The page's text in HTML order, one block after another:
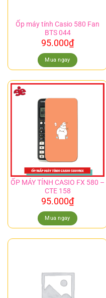
Ốp máy tính Casio 580 Fan
BTS 044
95.000₫
Mua ngay
ỐP MÁY TÍNH CASIO FX 580 –
CTE 158
95.000₫
Mua ngay